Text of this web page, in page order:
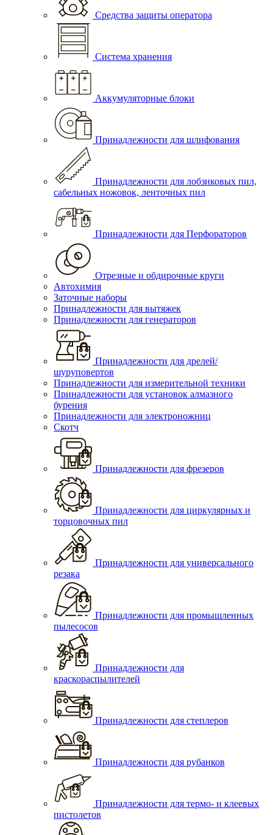
Средства защиты оператора
Система хранения
Аккумуляторные блоки
Принадлежности для шлифования
Принадлежности для лобзиковых пил,
сабельных ножовок, ленточных пил
Принадлежности для Перфораторов
Отрезные и обдирочные круги
Автохимия
Заточные наборы
Принадлежности для вытяжек
Принадлежности для генераторов
Принадлежности для дрелей/
шуруповертов
Принадлежности для измерительной техники
Принадлежности для установок алмазного
бурения
Принадлежности для электроножниц
Скотч
Принадлежности для фрезеров
Принадлежности для циркулярных и
торцовочных пил
Принадлежности для универсального
резака
Принадлежности для промышленных
пылесосов
Принадлежности для
краскораспылителей
Принадлежности для степлеров
Принадлежности для рубанков
Принадлежности для термо- и клеевых
пистолетов